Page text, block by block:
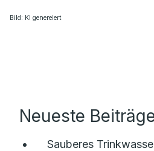
Bild: KI genereiert
Neueste
Sauberes